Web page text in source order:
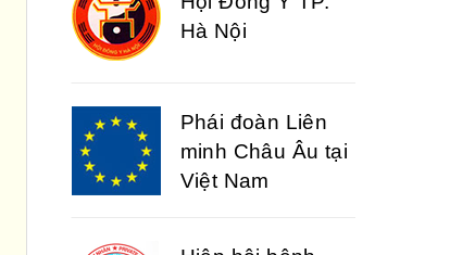
Hà Nội
Phái đoàn Liên
minh Châu Âu tại
Việt Nam